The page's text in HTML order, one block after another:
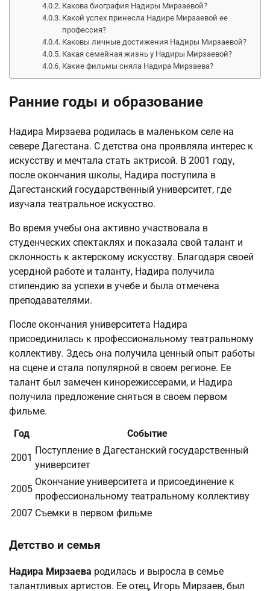
Какова биография Надиры Мирзаевой?
Какой успех принесла Надире Мирзаевой ее
профессия?
Каковы личные достижения Надиры Мирзаевой?
Какая семейная жизнь у Надиры Мирзаевой?
Какие фильмы сняла Надира Мирзаева?
Ранние годы и образование
Надира Мирзаева родилась в маленьком селе на
севере Дагестана. С детства она проявляла интерес к
искусству и мечтала стать актрисой. В 2001 году,
после окончания школы, Надира поступила в
Дагестанский государственный университет, где
изучала театральное искусство.
Во время учебы она активно участвовала в
студенческих спектаклях и показала свой талант и
склонность к актерскому искусству. Благодаря своей
усердной работе и таланту, Надира получила
стипендию за успехи в учебе и была отмечена
преподавателями.
После окончания университета Надира
присоединилась к профессиональному театральному
коллективу. Здесь она получила ценный опыт работы
на сцене и стала популярной в своем регионе. Ее
талант был замечен кинорежиссерами, и Надира
получила предложение сняться в своем первом
фильме.
Год
Событие
2001
Поступление в Дагестанский государственный
университет
2005
Окончание университета и присоединение к
профессиональному театральному коллективу
2007 Съемки в первом фильме
Детство и семья
Надира Мирзаева родилась и выросла в семье
талантливых артистов. Ее отец, Игорь Мирзаев, был